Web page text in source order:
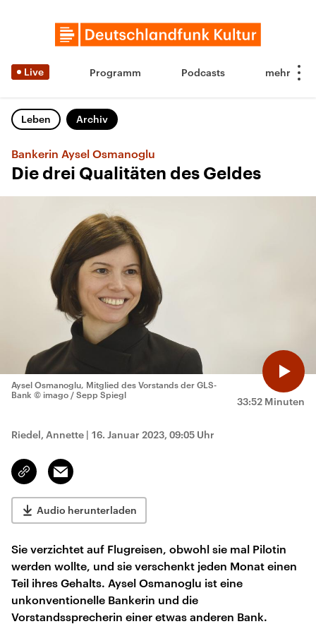
Live Programm Podcasts
Leben Archiv
Bankerin Aysel Osmanoglu
Die drei Qualitäten des Geldes
33:52 Minuten
Aysel Osmanoglu, Mitglied des Vorstands der GLS-
Bank © imago / Sepp Spiegl
Riedel, Annette | 16. Januar 2023, 09:05 Uhr
Link
kopieren/teilen
Email
Audio herunterladen
Sie verzichtet auf Flugreisen, obwohl sie mal Pilotin
werden wollte, und sie verschenkt jeden Monat einen
Teil ihres Gehalts. Aysel Osmanoglu ist eine
unkonventionelle Bankerin und die
Vorstandssprecherin einer etwas anderen Bank.